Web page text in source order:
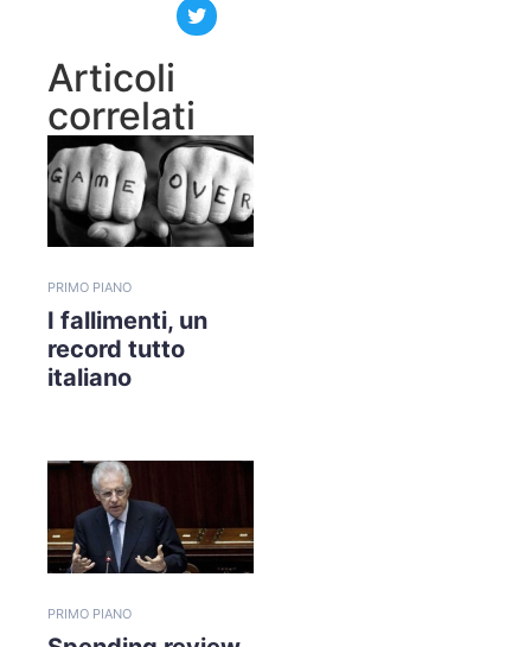
Articoli
correlati
PRIMO PIANO
I fallimenti, un
record tutto
italiano
PRIMO PIANO